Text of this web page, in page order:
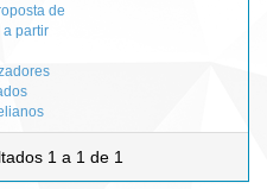
de
partir
1 a 1 de 1